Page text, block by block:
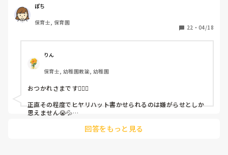
（そう言う本人は書かない）
しかも、上司に↑この内容でも
ちゃんと考えて対策を練って書き込むようにと。
呼ばれて一緒に対策を考えさせられること多数
これだけで30〜40分拘束されて辛いです
皆さんの園はどうですか?
ぽち
保育士, 保育園
22 ・ 04/18
りん
保育士, 幼稚園教諭, 幼稚園
おつかれさまです🙇🏻‍♀️
正直その程度でヒヤリハット書かせられるのは嫌がらせとしか
思えません😭💦
回答をもっと見る